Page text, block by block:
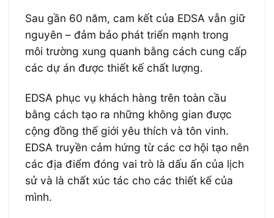
Sau gần 60 năm, cam kết của EDSA vẫn giữ
nguyên – đảm bảo phát triển mạnh trong
môi trường xung quanh bằng cách cung cấp
các dự án được thiết kế chất lượng.
EDSA phục vụ khách hàng trên toàn cầu
bằng cách tạo ra những không gian được
cộng đồng thế giới yêu thích và tôn vinh.
EDSA truyền cảm hứng từ các cơ hội tạo nên
các địa điểm đóng vai trò là dấu ấn của lịch
sử và là chất xúc tác cho các thiết kế của
mình.